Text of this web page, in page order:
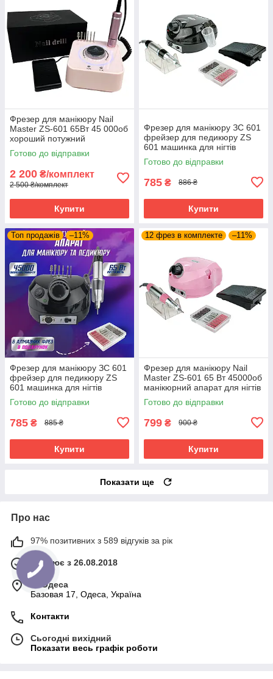
Фрезер для манікюру Nail
Master ZS-601 65Вт 45 000об
хороший потужний
професійний фрезер
манікюрний DM 202
Готово до відправки
2 200 ₴/комплект
2 500 ₴/комплект
Купити
Фрезер для манікюру ЗС 601
фрейзер для педикюру ZS
601 машинка для нігтів
45.000 оборотів 65 Ватт
Готово до відправки
785 ₴ 886 ₴
Купити
Топ продажів –11%
Фрезер для манікюру ЗС 601
фрейзер для педикюру ZS
601 машинка для нігтів
45.000 оборотів 65 Ватт
Готово до відправки
785 ₴ 885 ₴
Купити
12 фрез в комплекте –11%
Фрезер для манікюру Nail
Master ZS-601 65 Вт 45000об
манікюрний апарат для нігтів
машинка з насадками для
нігтів ЗС 601
Готово до відправки
799 ₴ 900 ₴
Купити
Показати ще
Про нас
97% позитивних з 589 відгуків за рік
Працює з 26.08.2018
м. Одеса
Базовая 17, Одеса, Україна
Контакти
Сьогодні вихідний
Показати весь графік роботи